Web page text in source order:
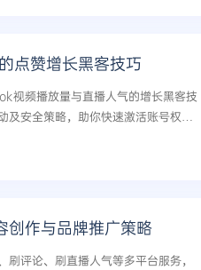
点赞增长黑客技巧
视频播放量与直播人气的增长黑客技
及安全策略，助你快速激活账号权
创作与品牌推广策略
评论、刷直播人气等多平台服务，